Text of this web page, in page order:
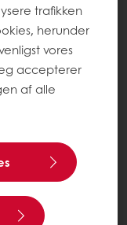
trafikken
herunder
vores
accepterer
af alle